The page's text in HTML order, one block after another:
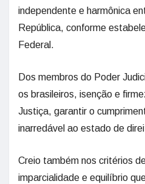
independente e harmônica
República, conforme
Federal.
Dos membros do Poder
os brasileiros, isenção e
Justiça, garantir o
inarredável ao estado de
Creio também nos critérios
imparcialidade e equilíbrio